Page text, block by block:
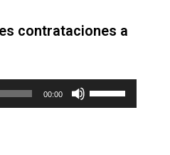
contrataciones a
00:00